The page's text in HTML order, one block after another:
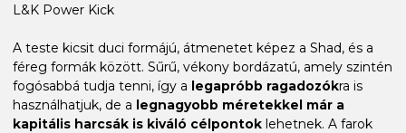
L&K Power Kick
A teste kicsit duci formájú, átmenetet képez a Shad, és a
féreg formák között. Sűrű, vékony bordázatú, amely szintén
fogósabbá tudja tenni, így a legapróbb ragadozókra is
használhatjuk, de a legnagyobb méretekkel már a
kapitális harcsák is kiváló célpontok lehetnek. A farok